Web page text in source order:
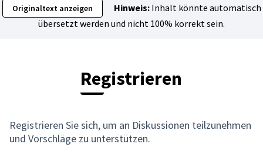
Originaltext anzeigen Hinweis:Inhalt könnte automatisch
übersetzt werden und nicht 100% korrekt sein.
Registrieren
Registrieren Sie sich, um an Diskussionen teilzunehmen
und Vorschläge zu unterstützen.